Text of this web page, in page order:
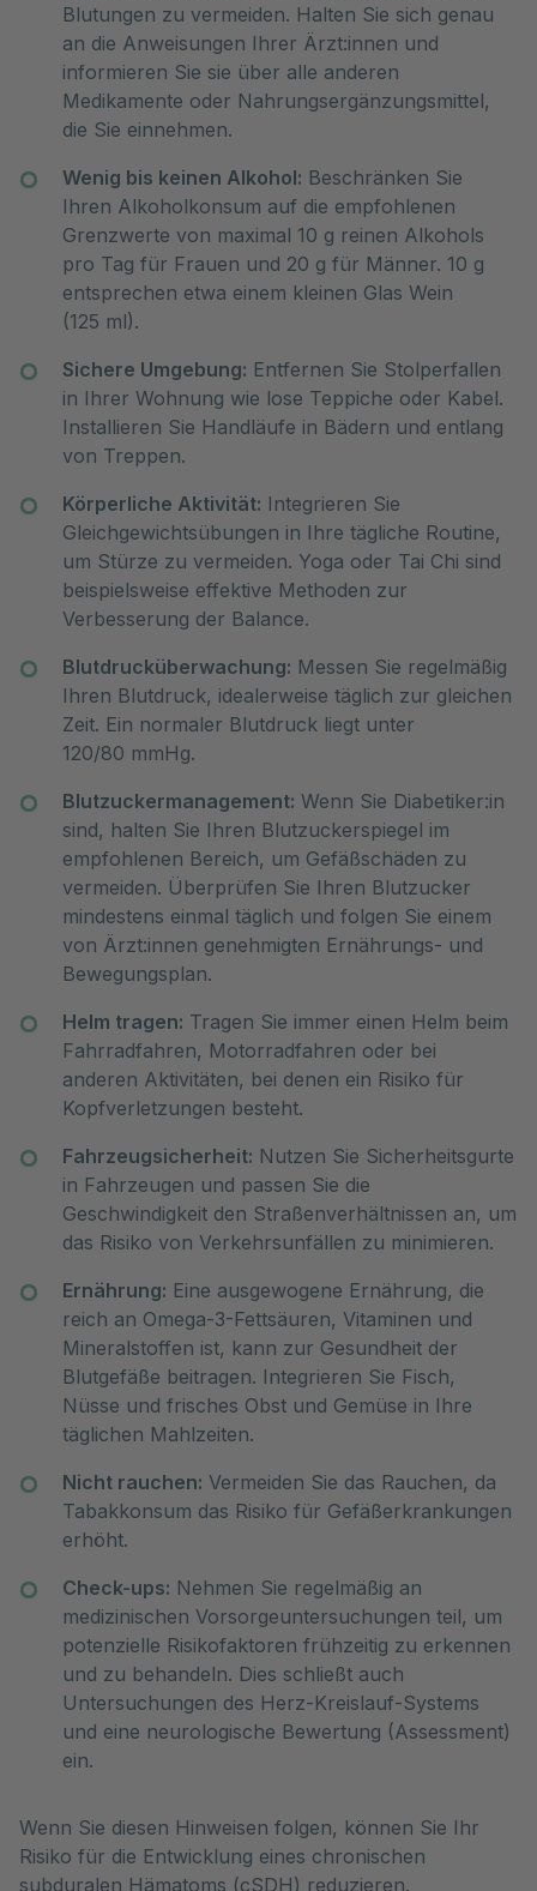
Blutungen zu vermeiden. Halten Sie sich genau
an die Anweisungen Ihrer Ärzt:innen und
informieren Sie sie über alle anderen
Medikamente oder Nahrungsergänzungsmittel,
die Sie einnehmen.
Wenig bis keinen Alkohol: Beschränken Sie
Ihren Alkoholkonsum auf die empfohlenen
Grenzwerte von maximal 10 g reinen Alkohols
pro Tag für Frauen und 20 g für Männer. 10 g
entsprechen etwa einem kleinen Glas Wein
(125 ml).
Sichere Umgebung: Entfernen Sie Stolperfallen
in Ihrer Wohnung wie lose Teppiche oder Kabel.
Installieren Sie Handläufe in Bädern und entlang
von Treppen.
Körperliche Aktivität: Integrieren Sie
Gleichgewichtsübungen in Ihre tägliche Routine,
um Stürze zu vermeiden. Yoga oder Tai Chi sind
beispielsweise effektive Methoden zur
Verbesserung der Balance.
Blutdrucküberwachung: Messen Sie regelmäßig
Ihren Blutdruck, idealerweise täglich zur gleichen
Zeit. Ein normaler Blutdruck liegt unter
120/80 mmHg.
Blutzuckermanagement: Wenn Sie Diabetiker:in
sind, halten Sie Ihren Blutzuckerspiegel im
empfohlenen Bereich, um Gefäßschäden zu
vermeiden. Überprüfen Sie Ihren Blutzucker
mindestens einmal täglich und folgen Sie einem
von Ärzt:innen genehmigten Ernährungs- und
Bewegungsplan.
Helm tragen: Tragen Sie immer einen Helm beim
Fahrradfahren, Motorradfahren oder bei
anderen Aktivitäten, bei denen ein Risiko für
Kopfverletzungen besteht.
Fahrzeugsicherheit: Nutzen Sie Sicherheitsgurte
in Fahrzeugen und passen Sie die
Geschwindigkeit den Straßenverhältnissen an, um
das Risiko von Verkehrsunfällen zu minimieren.
Ernährung: Eine ausgewogene Ernährung, die
reich an Omega-3-Fettsäuren, Vitaminen und
Mineralstoffen ist, kann zur Gesundheit der
Blutgefäße beitragen. Integrieren Sie Fisch,
Nüsse und frisches Obst und Gemüse in Ihre
täglichen Mahlzeiten.
Nicht rauchen: Vermeiden Sie das Rauchen, da
Tabakkonsum das Risiko für Gefäßerkrankungen
erhöht.
Check-ups: Nehmen Sie regelmäßig an
medizinischen Vorsorgeuntersuchungen teil, um
potenzielle Risikofaktoren frühzeitig zu erkennen
und zu behandeln. Dies schließt auch
Untersuchungen des Herz-Kreislauf-Systems
und eine neurologische Bewertung (Assessment)
ein.
Wenn Sie diesen Hinweisen folgen, können Sie Ihr
Risiko für die Entwicklung eines chronischen
subduralen Hämatoms (cSDH) reduzieren.